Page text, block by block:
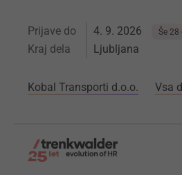
Prijave do 4. 9. 2026 Še 28
Kraj dela Ljubljana
Kobal Transporti d.o.o. Vsa